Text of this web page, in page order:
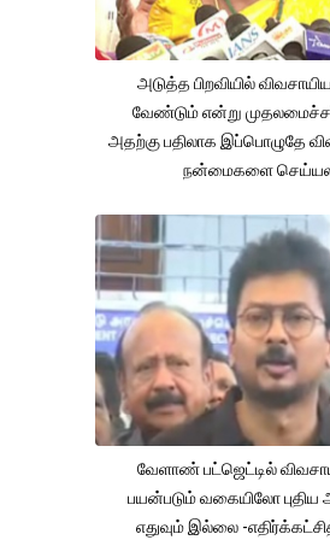
அடுத்த பிறவியில்
வேண்டும் என்று முதலமைச்சர்
அதற்கு பதிலாக இப்பொழுதே
நன்மைகளை
வேளாண் பட்ஜெட்டில்
பயன்படும் வகையிலோ புதிய
எதுவும் இல்லை -